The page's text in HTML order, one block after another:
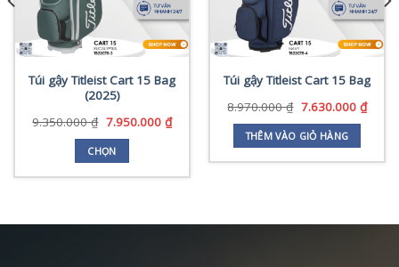
Túi gậy Titleist Cart 15 Bag
(2025)
9.350.000₫ Giá
gốc
là:
9.350.000 ₫.
7.950.000 ₫Giá
7.950.000 ₫.
CHỌN
có
Túi gậy Titleist Cart 15 Bag
8.970.000₫ Giá
gốc
là:
8.970.000 ₫.
7.630.000 ₫Giá
THÊM VÀO GIỎ HÀNG
₫.